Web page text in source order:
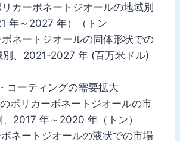
カーボネートジオールの地域別
年～2027 年）（トン
ネートジオールの固体形状での
別、2021-2027 年 (百万米ドル)
コーティングの需要拡大
ポリカーボネートジオールの市
2017 年～2020 年（トン）
ネートジオールの液状での市場